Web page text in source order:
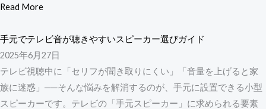
Read More
手元でテレビ音が聴きやすいスピーカー選びガイド
2025年6月27日
テレビ視聴中に「セリフが聞き取りにくい」「音量を上げると家
族に迷惑」──そんな悩みを解消するのが、手元に設置できる小型
スピーカーです。テレビの「手元スピーカー」に求められる要素